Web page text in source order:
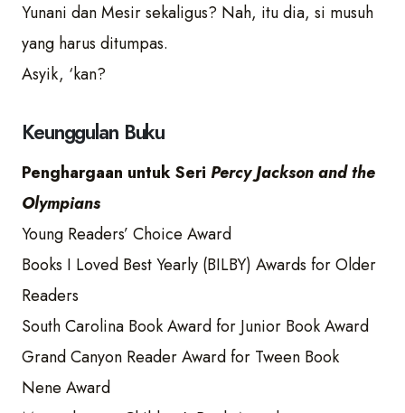
Yunani dan Mesir sekaligus? Nah, itu dia, si musuh
yang harus ditumpas.
Asyik, ‘kan?
Keunggulan Buku
Penghargaan untuk Seri Percy Jackson and the
Olympians
Young Readers’ Choice Award
Books I Loved Best Yearly (BILBY) Awards for Older
Readers
South Carolina Book Award for Junior Book Award
Grand Canyon Reader Award for Tween Book
Nene Award